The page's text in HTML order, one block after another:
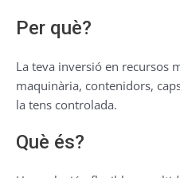
Per què?
La teva inversió en recursos
maquinària, contenidors,
la tens controlada.
Què és?